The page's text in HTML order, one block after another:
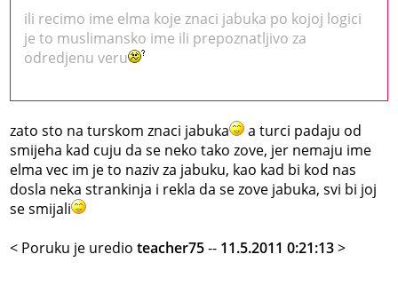
ili recimo ime elma koje znaci jabuka po kojoj logici
je to muslimansko ime ili prepoznatljivo za
odredjenu veru
zato sto na turskom znaci jabuka
a turci padaju od
smijeha kad cuju da se neko tako zove, jer nemaju ime
elma vec im je to naziv za jabuku, kao kad bi kod nas
dosla neka strankinja i rekla da se zove jabuka, svi bi joj
se smijali
< Poruku je uredioteacher75-- 11.5.2011 0:21:13>